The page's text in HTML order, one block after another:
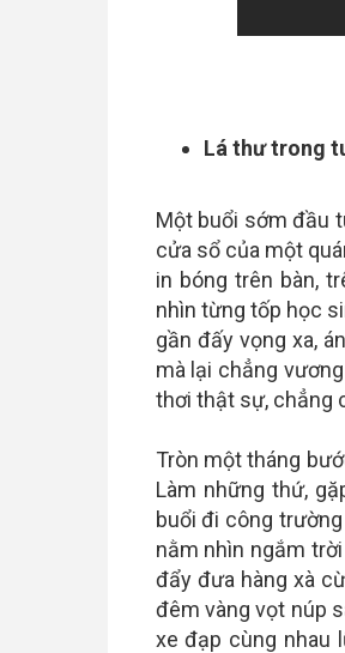
Lá thư trong
Một buổi sớm đầu
cửa sổ của một
in bóng trên bàn,
nhìn từng tốp học
gần đấy vọng xa,
mà lại chẳng
thơi thật sự, chẳng
Tròn một tháng
Làm những thứ,
buổi đi công
nằm nhìn ngắm
đẩy đưa hàng xà
đêm vàng vọt núp
xe đạp cùng nhau